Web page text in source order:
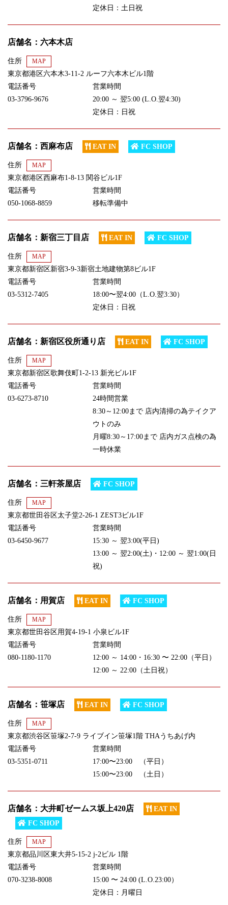
定休日：土日祝
店舗名：六本木店
住所 MAP
東京都港区六本木3-11-2 ルーフ六本木ビル1階
電話番号
03-3796-9676
営業時間
20:00 ～ 翌5:00 (L.O.翌4:30)
定休日：日祝
店舗名：西麻布店 EAT IN FC SHOP
住所 MAP
東京都港区西麻布1-8-13 関谷ビル1F
電話番号
050-1068-8859
営業時間
移転準備中
店舗名：新宿三丁目店 EAT IN FC SHOP
住所 MAP
東京都新宿区新宿3-9-3新宿土地建物第8ビル1F
電話番号
03-5312-7405
営業時間
18:00〜翌4:00（L.O.翌3:30）
定休日：日祝
店舗名：新宿区役所通り店 EAT IN FC SHOP
住所 MAP
東京都新宿区歌舞伎町1-2-13 新光ビル1F
電話番号
03-6273-8710
営業時間
24時間営業
8:30～12:00まで 店内清掃の為テイクア
ウトのみ
月曜8:30～17:00まで 店内ガス点検の為
一時休業
店舗名：三軒茶屋店 FC SHOP
住所 MAP
東京都世田谷区太子堂2-26-1 ZEST3ビル1F
電話番号
03-6450-9677
営業時間
15:30 ～ 翌3:00(平日)
13:00 ～ 翌2:00(土)・12:00 ～ 翌1:00(日
祝)
店舗名：用賀店 EAT IN FC SHOP
住所 MAP
東京都‎世田谷区用賀4-19-1 小泉ビル1F
電話番号
080-1180-1170
営業時間
12:00 ～ 14:00・16:30 〜 22:00（平日）
12:00 ～ 22:00（土日祝）
店舗名：笹塚店 EAT IN FC SHOP
住所 MAP
東京都渋谷区笹塚2-7-9 ライブイン笹塚1階 THAうちあげ内
電話番号
03-5351-0711
営業時間
17:00〜23:00 （平日）
15:00〜23:00 （土日）
店舗名：大井町ゼームス坂上420店
EAT IN
FC SHOP
住所 MAP
東京都品川区東大井5-15-2 j-2ビル 1階
電話番号
070-3238-8008
営業時間
15:00 〜 24:00 (L.O.23:00）
定休日：月曜日